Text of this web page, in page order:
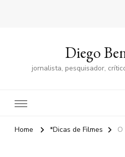
Diego
jornalista, pesquisador,
Home *Dicas de Filmes O